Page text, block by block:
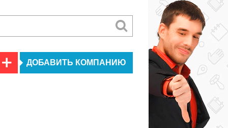
ДОБАВИТЬ КОМПАНИЮ